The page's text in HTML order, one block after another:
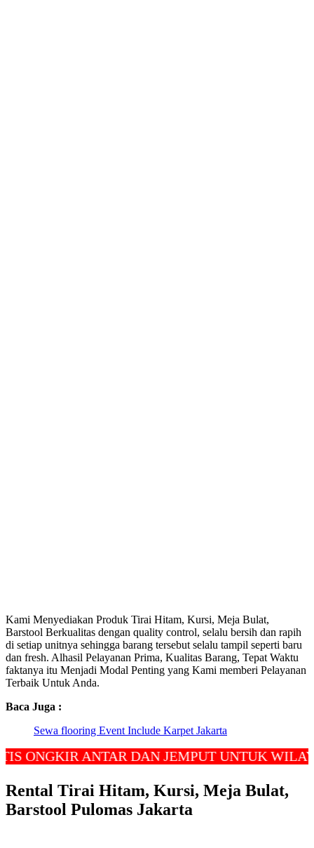
Kami Menyediakan Produk Tirai Hitam, Kursi, Meja Bulat,
Barstool Berkualitas dengan quality control, selalu bersih dan rapih
di setiap unitnya sehingga barang tersebut selalu tampil seperti baru
dan fresh. Alhasil Pelayanan Prima, Kualitas Barang, Tepat Waktu
faktanya itu Menjadi Modal Penting yang Kami memberi Pelayanan
Terbaik Untuk Anda.
Baca Juga :
Sewa flooring Event Include Karpet Jakarta
ANTAR DAN JEMPUT UNTUK WILAYAH
Rental Tirai Hitam, Kursi, Meja Bulat,
Barstool Pulomas Jakarta